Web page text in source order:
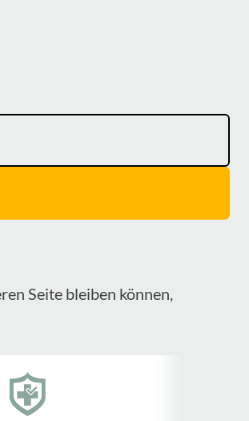
Seite bleiben können,